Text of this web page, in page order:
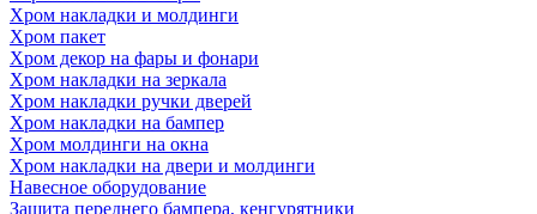
Хром накладки и молдинги
Хром пакет
Хром декор на фары и фонари
Хром накладки на зеркала
Хром накладки ручки дверей
Хром накладки на бампер
Хром молдинги на окна
Хром накладки на двери и молдинги
Навесное оборудование
Защита переднего бампера, кенгурятники